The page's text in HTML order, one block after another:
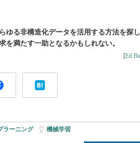
ゆる非構造化データを活用する方法を探
を満たす一助となるかもしれない。
[Ed
ラーニング| 機械学習